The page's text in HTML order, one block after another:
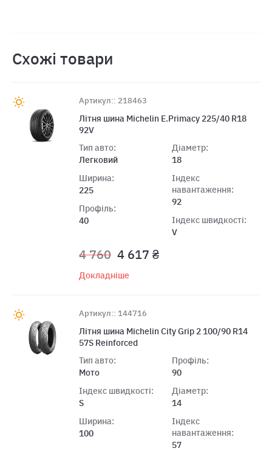
Схожі товари
Артикул:: 218463
Літня шина Michelin E.Primacy 225/40 R18
92V
Тип авто:
Легковий
Ширина:
225
Профіль:
40
Діаметр:
18
Індекс
навантаження:
92
Індекс швидкості:
V
4 760 4 617 ₴
Докладніше
Артикул:: 144716
Лiтня шина Michelin City Grip 2 100/90 R14
57S Reinforced
Тип авто:
Мото
Індекс швидкості:
S
Ширина:
100
Профіль:
90
Діаметр:
14
Індекс
навантаження:
57